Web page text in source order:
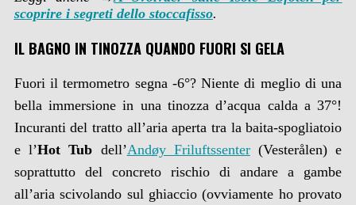
scoprire i segreti dello stoccafisso.
IL BAGNO IN TINOZZA QUANDO FUORI SI GELA
Fuori il termometro segna -6°? Niente di meglio di una
bella immersione in una tinozza d’acqua calda a 37°!
Incuranti del tratto all’aria aperta tra la baita-spogliatoio
e l’Hot Tub dell’Andøy Friluftssenter(Vesterålen) e
soprattutto del concreto rischio di andare a gambe
all’aria scivolando sul ghiaccio (ovviamente ho provato